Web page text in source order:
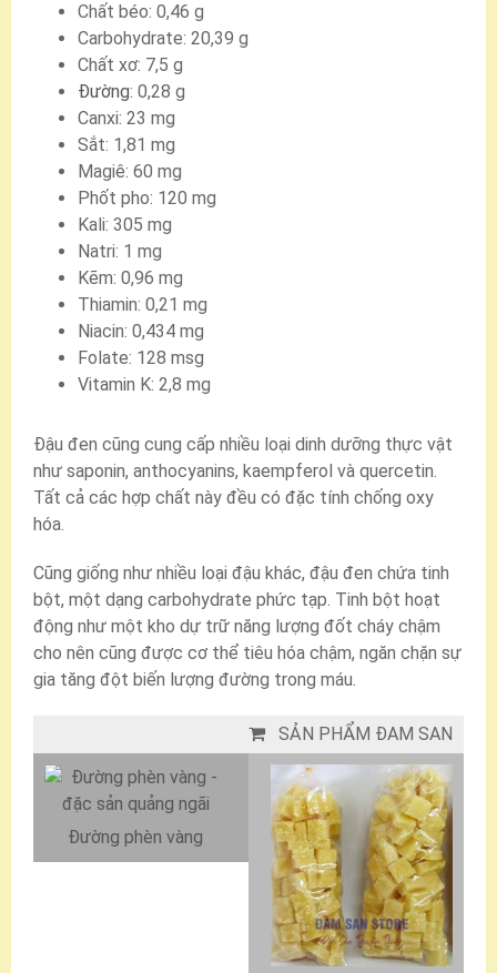
Chất béo: 0,46 g
Carbohydrate: 20,39 g
Chất xơ: 7,5 g
Đường: 0,28 g
Canxi: 23 mg
Sắt: 1,81 mg
Magiê: 60 mg
Phốt pho: 120 mg
Kali: 305 mg
Natri: 1 mg
Kẽm: 0,96 mg
Thiamin: 0,21 mg
Niacin: 0,434 mg
Folate: 128 msg
Vitamin K: 2,8 mg
Đậu đen cũng cung cấp nhiều loại dinh dưỡng thực vật
như saponin, anthocyanins, kaempferol và quercetin.
Tất cả các hợp chất này đều có đặc tính chống oxy
hóa.
Cũng giống như nhiều loại đậu khác, đậu đen chứa tinh
bột, một dạng carbohydrate phức tạp. Tinh bột hoạt
động như một kho dự trữ năng lượng đốt cháy chậm
cho nên cũng được cơ thể tiêu hóa chậm, ngăn chặn sự
gia tăng đột biến lượng đường trong máu.
SẢN PHẨM ĐAM SAN
Đường phèn vàng